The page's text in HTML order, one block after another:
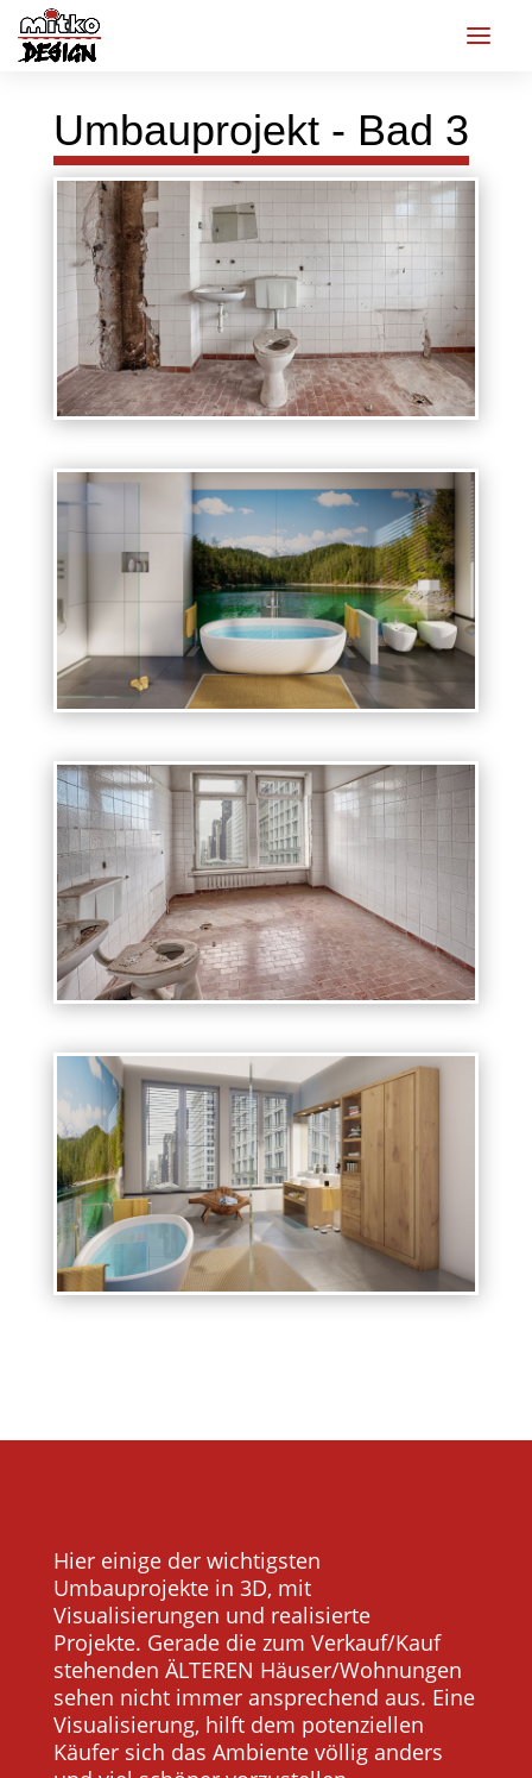
Umbauprojekt - Bad 3
Hier einige der wichtigsten
Umbauprojekte in 3D, mit
Visualisierungen und realisierte
Projekte. Gerade die zum Verkauf/Kauf
stehenden ÄLTEREN Häuser/Wohnungen
sehen nicht immer ansprechend aus. Eine
Visualisierung, hilft dem potenziellen
Käufer sich das Ambiente völlig anders